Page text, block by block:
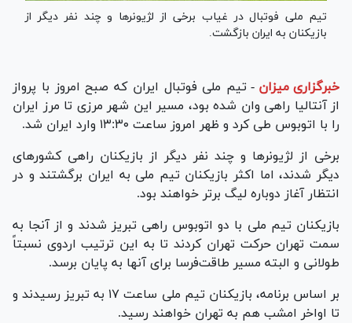
تیم ملی فوتبال در غیاب برخی از لژیونر‌ها و چند نفر دیگر از
بازیکنان به ایران بازگشت.
خبرگزاری میزان - تیم ملی فوتبال ایران که صبح امروز با پرواز
از آنتالیا راهی وان شده بود، مسیر این شهر مرزی تا مرز ایران
را با اتوبوس طی کرد و ظهر امروز ساعت ۱۳:۳۰ وارد ایران شد.
برخی از لژیونر‌ها و چند نفر دیگر از بازیکنان راهی کشور‌های
دیگر شدند، اما اکثر بازیکنان تیم ملی به ایران برگشتند و در
انتظار آغاز دوباره لیگ برتر خواهند بود.
بازیکنان تیم ملی با دو اتوبوس راهی تبریز شدند و از آنجا به
سمت تهران حرکت تهران کردند تا به این ترتیب اردوی نسبتاً
طولانی و البته مسیر طاقت‌فرسا برای آنها به پایان برسد.
بر اساس برنامه، بازیکنان تیم ملی ساعت ۱۷ به تبریز رسیدند و
تا اواخر امشب هم به تهران خواهند رسید.